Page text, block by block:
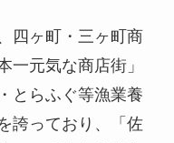
四ヶ町・三ヶ町商
一元気な商店街」
とらふぐ等漁業養
誇っており、「佐